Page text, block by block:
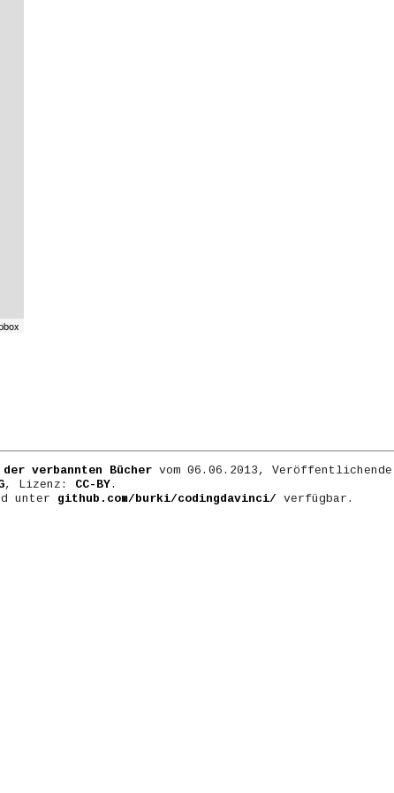
verbannten Büchervom 06.06.2013,
, Lizenz: CC-BY.
unter github.com/burki/codingdavinci/ verfügbar.